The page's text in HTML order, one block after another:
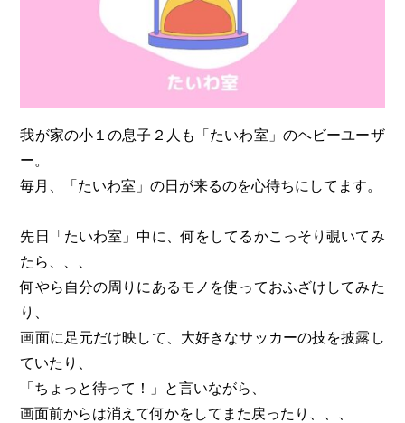
我が家の小１の息子２人も「たいわ室」のヘビーユーザ
ー。
毎月、「たいわ室」の日が来るのを心待ちにしてます。
先日「たいわ室」中に、何をしてるかこっそり覗いてみ
たら、、、
何やら自分の周りにあるモノを使っておふざけしてみた
り、
画面に足元だけ映して、大好きなサッカーの技を披露し
ていたり、
「ちょっと待って！」と言いながら、
画面前からは消えて何かをしてまた戻ったり、、、